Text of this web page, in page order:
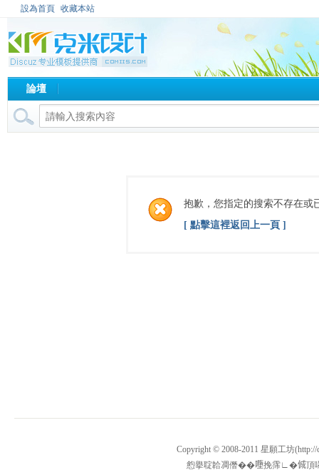
設為首頁 收藏本站
論壇
抱歉，您指定的搜索不存在或
[ 點擊這裡返回上一頁 ]
Copyright © 2008-2011 星願工坊
憌擧聢韐凋僭��𡃏挽霈∟�𠉛頂嚗